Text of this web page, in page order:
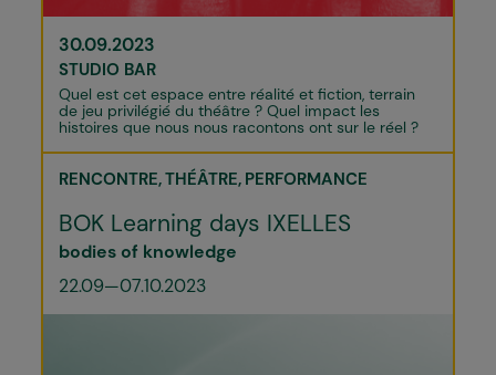
30.09.2023
STUDIO BAR
Quel est cet espace entre réalité et fiction, terrain
de jeu privilégié du théâtre ? Quel impact les
histoires que nous nous racontons ont sur le réel ?
RENCONTRE THÉÂTRE PERFORMANCE
BOK Learning days IXELLES
bodies of knowledge
22.09—07.10.2023